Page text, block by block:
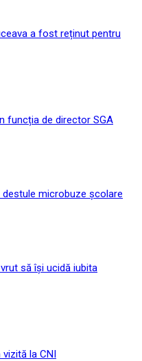
a fost reținut pentru
funcția de director SGA
microbuze școlare
să își ucidă iubita
la CNI